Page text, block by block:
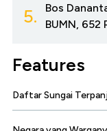
5.
Bos
BUMN, 652
Features
Daftar Sungai